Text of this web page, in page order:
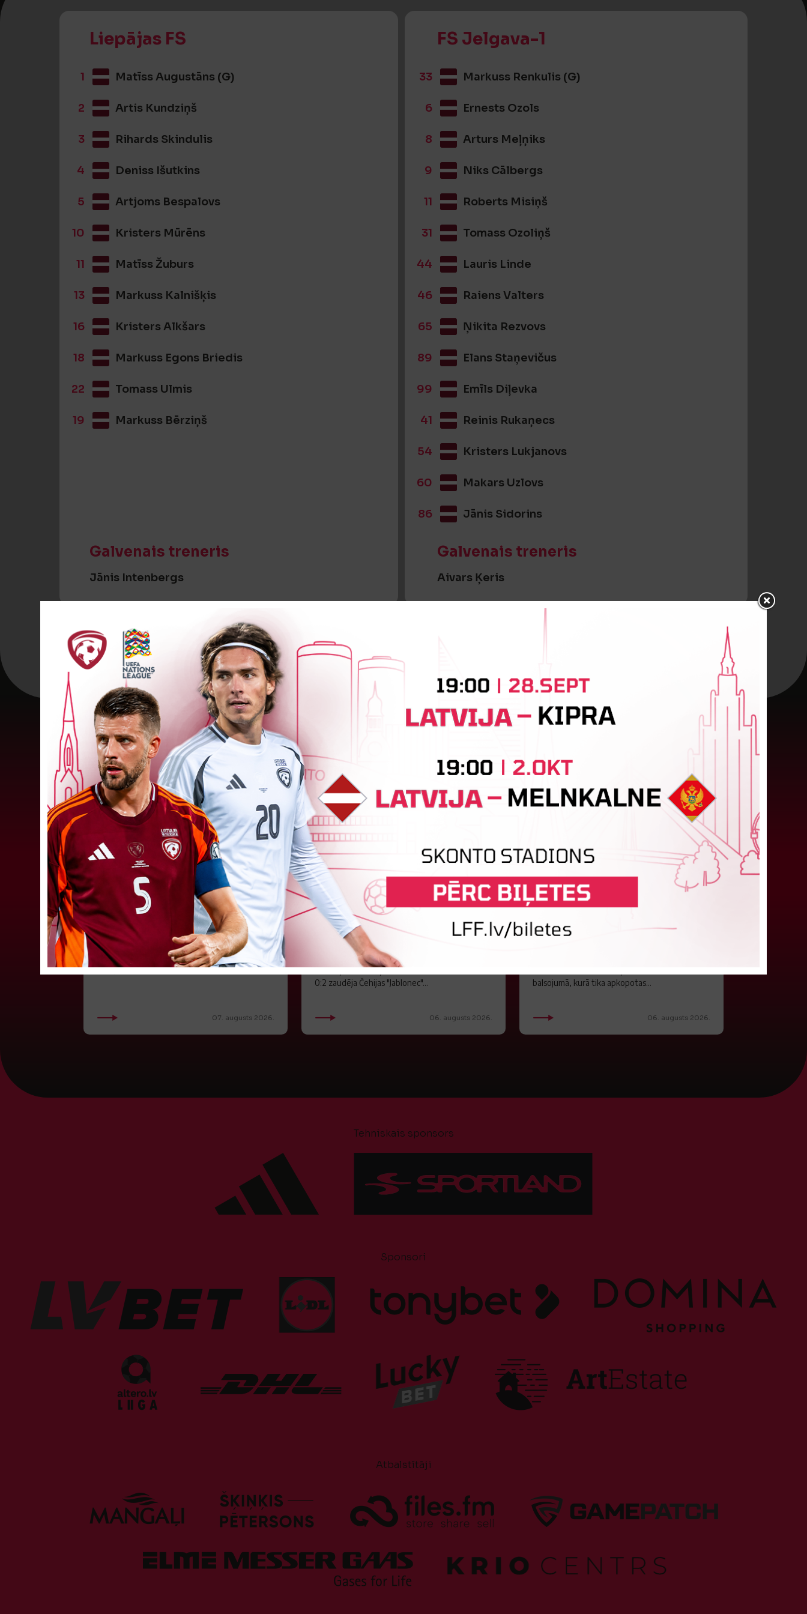
Liepājas FS FS Jelgava-1
1 Matīss Augustāns (G) 33 Markuss Renkulis (G)
2 Artis Kundziņš 6 Ernests Ozols
3 Rihards Skindulis 8 Arturs Meļņiks
4 Deniss Išutkins 9 Niks Cālbergs
5 Artjoms Bespalovs 11 Roberts Misiņš
10 Kristers Mūrēns 31 Tomass Ozoliņš
11 Matīss Žuburs 44 Lauris Linde
13 Markuss Kalnišķis 46 Raiens Valters
16 Kristers Alkšars 65 Ņikita Rezvovs
18 Markuss Egons Briedis 89 Elans Staņevičus
22 Tomass Ulmis 99 Emīls Diļevka
19 Markuss Bērziņš 41 Reinis Rukaņecs
54 Kristers Lukjanovs
60 Makars Uzlovs
86 Jānis Sidorins
Galvenais treneris Galvenais treneris
Jānis Intenbergs Aivars Ķeris
LFF DK 6. augusta lēmumi
LFF Disciplinārlietu komitejas sēdes protokols
Nr. DK 26/-38 Rīgā, 2026. gada 6. augustā.
Piedalās:Komitejas locekļi: Jevgenija
Tverjanoviča-Bore, Raivis Grīnbergs...
07. augusts 2026.
"Riga FC" iegūst handikapu, RFS
būs jāatspēlējas
Ceturtdienas vakarā savas spēles UEFA
Konferences līgas kvalifikācijas trešajā kārtā
aizvadīja divi Latvijas klubi. FC RFS izbraukumā ar
0:2 zaudēja Čehijas "Jablonec"...
06. augusts 2026.
Jūlijā par labāko "LuckyBet" SFL
atzīta Keita Zviedre
balsojumā, kurā tika apkopotas...
06. augusts 2026.
Tehniskais sponsors
Sponsori
Atbalstītāji